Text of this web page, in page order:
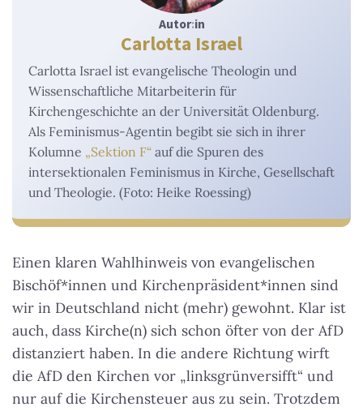
Autor:in
Carlotta Israel
Carlotta Israel ist evangelische Theologin und
Wissenschaftliche Mitarbeiterin für
Kirchengeschichte an der Universität Oldenburg.
Als Feminismus-Agentin begibt sie sich in ihrer
Kolumne „Sektion F“ auf die Spuren des
intersektionalen Feminismus in Kirche, Gesellschaft
und Theologie. (Foto: Heike Roessing)
Einen klaren Wahlhinweis von evangelischen
Bischöf*innen und Kirchenpräsident*innen sind
wir in Deutschland nicht (mehr) gewohnt. Klar ist
auch, dass Kirche(n) sich schon öfter von der AfD
distanziert haben. In die andere Richtung wirft
die AfD den Kirchen vor „linksgrünversifft“ und
nur auf die Kirchensteuer aus zu sein. Trotzdem